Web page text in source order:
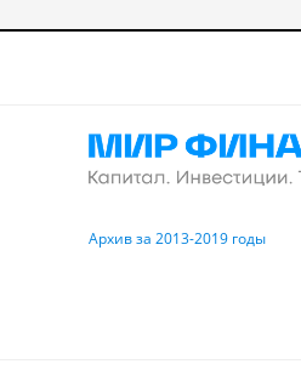
Архив за 2013-2019 годы